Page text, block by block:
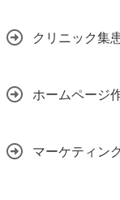
クリニック集
ホームページ
マーケティン